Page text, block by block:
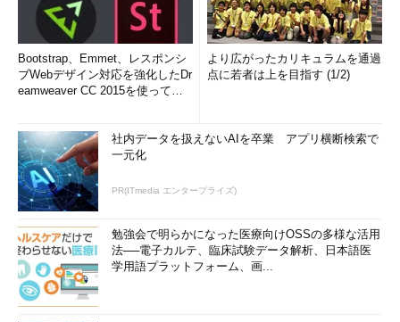
Bootstrap、Emmet、レスポンシ
ブWebデザイン対応を強化したDr
eamweaver CC 2015を使って
より広がったカリキュラムを通過
点に若者は上を目指す (1/2)
社内データを扱えないAIを卒業 アプリ横断検索で
一元化
PR(ITmedia エンタープライズ)
勉強会で明らかになった医療向けOSSの多様な活用
法──電子カルテ、臨床試験データ解析、日本語医
学用語プラットフォーム、画...